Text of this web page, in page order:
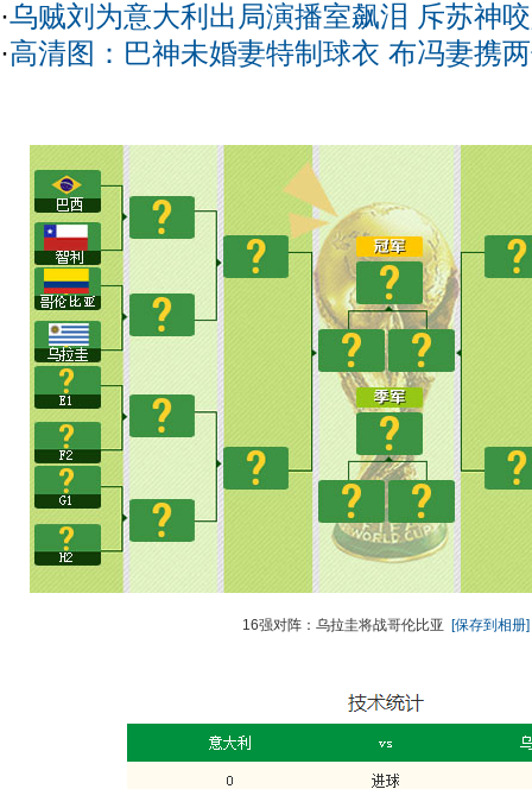
·乌贼刘为意大利出局演播室飙泪 斥苏神
·高清图：巴神未婚妻特制球衣 布冯妻携
16强对阵：乌拉圭将战哥伦比亚 [保存到相册]